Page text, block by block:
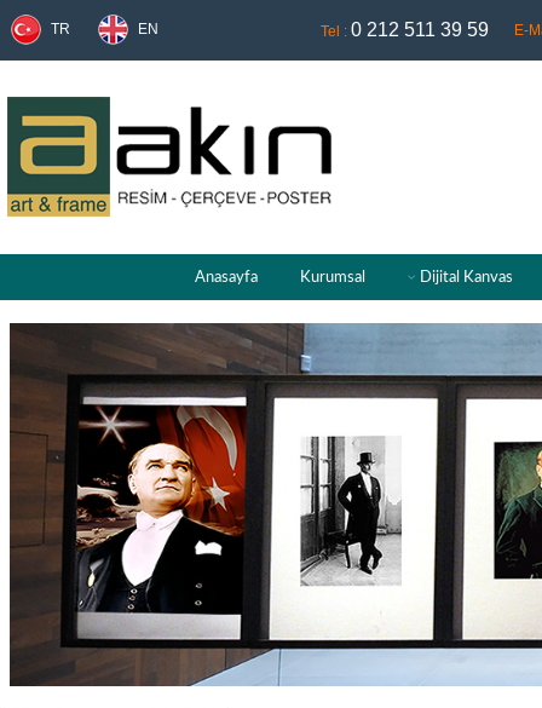
TR EN Tel : 0 212 511 39 59 E-
Anasayfa Kurumsal Dijital Kanvas